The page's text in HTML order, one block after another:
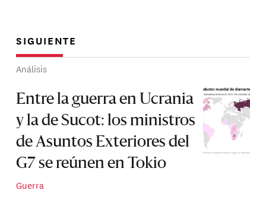
SIGUIENTE
Análisis
Entre la guerra en Ucrania
y la de Sucot: los ministros
de Asuntos Exteriores del
G7 se reúnen en Tokio
Guerra